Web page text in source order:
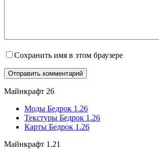
Сохранить имя в этом браузере
Майнкрафт 26
Моды Бедрок 1.26
Текстуры Бедрок 1.26
Карты Бедрок 1.26
Майнкрафт 1.21